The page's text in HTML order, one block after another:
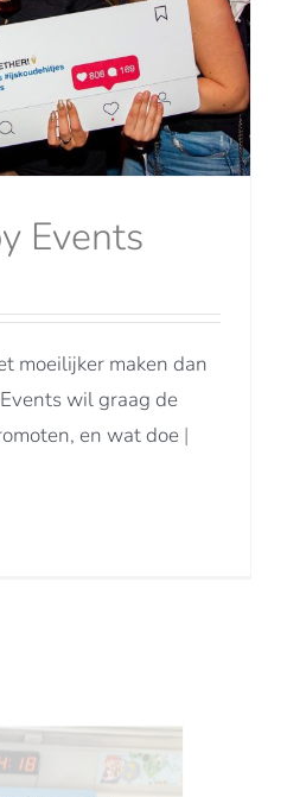
Events
moeilijker maken dan
wil graag de
en wat doe |